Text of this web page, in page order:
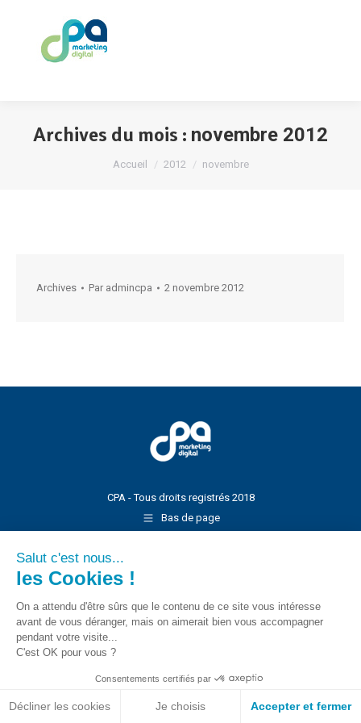
Archives du mois : novembre 2012
Vous êtes ici :
Accueil 2012 novembre
Archives Par admincpa 2 novembre 2012
CPA - Tous droits registrés 2018
Bas de page
Salut c'est nous...
les Cookies !
On a attendu d'être sûrs que le contenu de ce site vous intéresse
avant de vous déranger, mais on aimerait bien vous accompagner
pendant votre visite...
C'est OK pour vous ?
Consentements certifiés par
Décliner les cookies Je choisis Accepter et fermer